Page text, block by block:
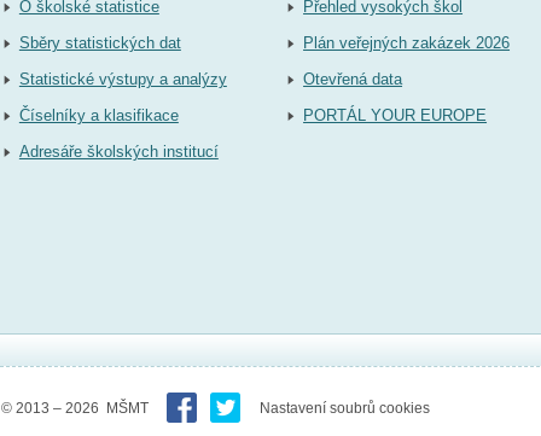
O školské statistice
Sběry statistických dat
Statistické výstupy a analýzy
Číselníky a klasifikace
Adresáře školských institucí
Přehled vysokých škol
Plán veřejných zakázek 2026
Otevřená data
PORTÁL YOUR EUROPE
© 2013 – 2026 MŠMT Nastavení soubrů cookies